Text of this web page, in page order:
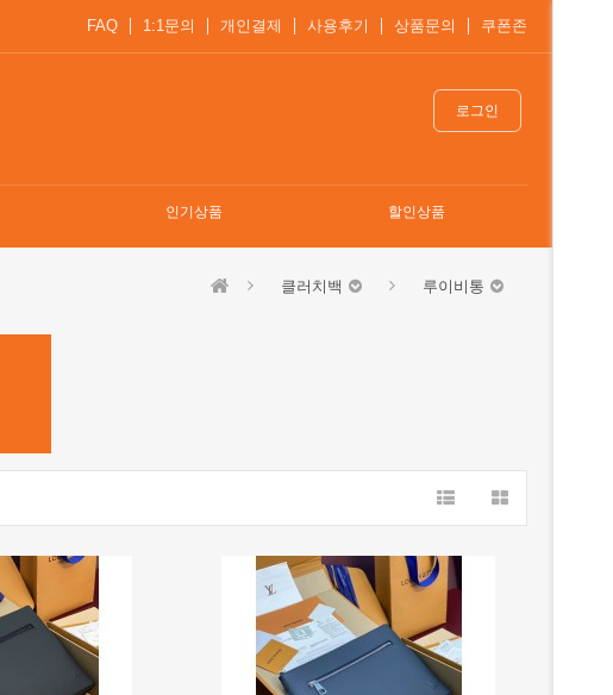
FAQ 1:1문의 개인결제 사용후기 상품문의 쿠폰존
로그인
인기상품 할인상품
클러치백 루이비통